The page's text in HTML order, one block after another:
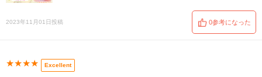
2023年11月01日投稿 0参考になった
★★★★ Excellent